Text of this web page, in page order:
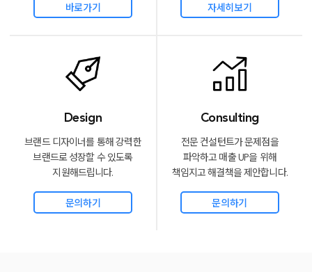
바로가기 자세히보기
Design
브랜드 디자이너를 통해 강력한
브랜드로 성장할 수 있도록
지원해드립니다.
문의하기
Consulting
전문 컨설턴트가 문제점을
파악하고 매출UP을 위해
책임지고 해결책을 제안합니다.
문의하기